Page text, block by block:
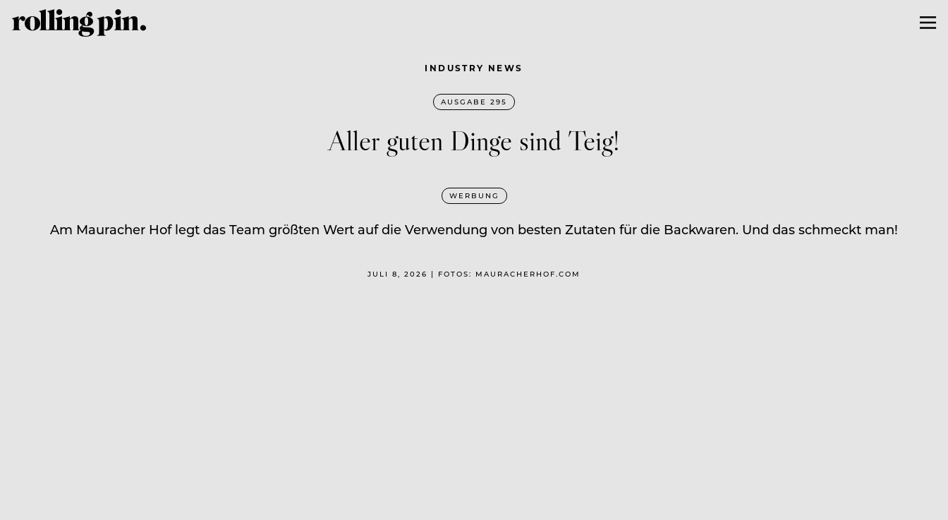
INDUSTRY NEWS
AUSGABE 295
Aller guten Dinge sind Teig!
WERBUNG
Am Mauracher Hof legt das Team größten Wert auf die Verwendung von besten Zutaten für die Backwaren. Und das schmeckt man!
JULI 8, 2026 | FOTOS: MAURACHERHOF.COM